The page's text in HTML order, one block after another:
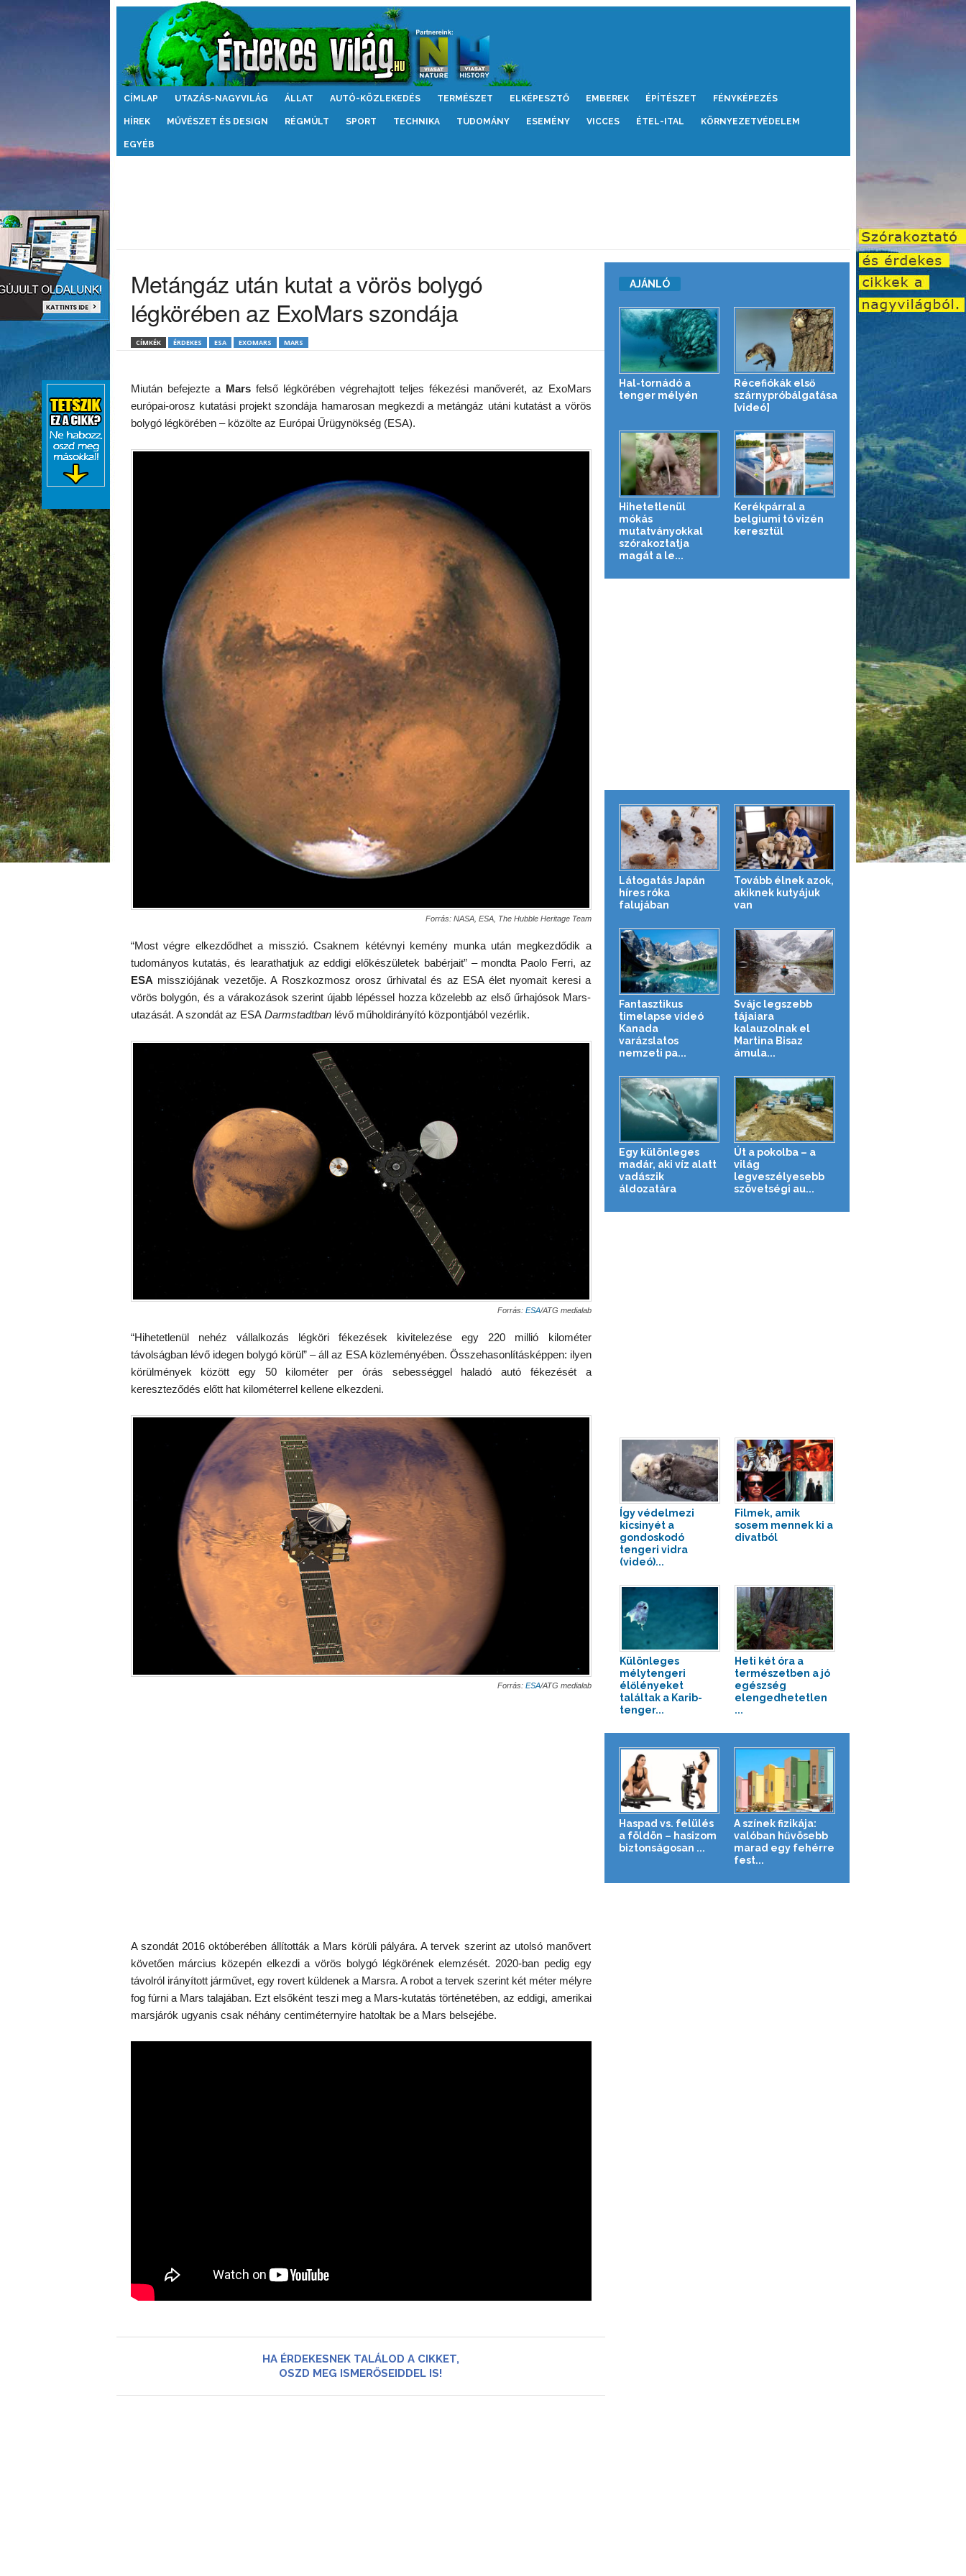
Érdekes
CÍMLAP UTAZÁS-NAGYVILÁG ÁLLAT AUTÓ-KÖZLEKEDÉS TERMÉSZET ELKÉPESZTŐ EMBEREK ÉPÍTÉSZET FÉNYKÉPEZÉS
HÍREK MŰVÉSZET ÉS DESIGN RÉGMÚLT SPORT TECHNIKA TUDOMÁNY ESEMÉNY VICCES ÉTEL-ITAL KÖRNYEZETVÉDELEM
EGYÉB
Metángáz után kutat a vörös bolygó
légkörében az ExoMars szondája
CÍMKÉK ÉRDEKES ESA EXOMARS MARS
Miután befejezte a Marsfelső légkörében végrehajtott teljes fékezési manőverét, az ExoMars
európai-orosz kutatási projekt szondája hamarosan megkezdi a metángáz utáni kutatást a vörös
bolygó légkörében – közölte az Európai Űrügynökség (ESA).
Forrás: NASA, ESA, The Hubble Heritage Team
“Most végre elkezdődhet a misszió. Csaknem kétévnyi kemény munka után megkezdődik a
tudományos kutatás, és learathatjuk az eddigi előkészületek babérjait” – mondta Paolo Ferri, az
ESA missziójának vezetője. A Roszkozmosz orosz űrhivatal és az ESA élet nyomait keresi a
vörös bolygón, és a várakozások szerint újabb lépéssel hozza közelebb az első űrhajósok Mars-
utazását. A szondát az ESADarmstadtbanlévő műholdirányító központjából vezérlik.
Forrás: ESA/ATG medialab
“Hihetetlenül nehéz vállalkozás légköri fékezések kivitelezése egy 220 millió kilométer
távolságban lévő idegen bolygó körül” – áll az ESA közleményében. Összehasonlításképpen: ilyen
körülmények között egy 50 kilométer per órás sebességgel haladó autó fékezését a
kereszteződés előtt hat kilométerrel kellene elkezdeni.
Forrás: ESA/ATG medialab
A szondát 2016 októberében állították a Mars körüli pályára. A tervek szerint az utolsó manővert
követően március közepén elkezdi a vörös bolygó légkörének elemzését. 2020-ban pedig egy
távolról irányított járművet, egy rovert küldenek a Marsra. A robot a tervek szerint két méter mélyre
fog fúrni a Mars talajában. Ezt elsőként teszi meg a Mars-kutatás történetében, az eddigi, amerikai
marsjárók ugyanis csak néhány centiméternyire hatoltak be a Mars belsejébe.
HA ÉRDEKESNEK TALÁLOD A CIKKET,
OSZD MEG ISMERŐSEIDDEL IS!
AJÁNLÓ
Hal-tornádó a
tenger mélyén
Récefiókák első
szárnypróbálgatása
[videó]
Hihetetlenül
mókás
mutatványokkal
szórakoztatja
magát a le...
Kerékpárral a
belgiumi tó vizén
keresztül
Látogatás Japán
híres róka
falujában
Tovább élnek azok,
akiknek kutyájuk
van
Fantasztikus
timelapse videó
Kanada
varázslatos
nemzeti pa...
Svájc legszebb
tájaiara
kalauzolnak el
Martina Bisaz
ámula...
Egy különleges
madár, aki víz alatt
vadászik
áldozatára
Út a pokolba – a
világ
legveszélyesebb
szövetségi au...
Így védelmezi
kicsinyét a
gondoskodó
tengeri vidra
(videó)...
Filmek, amik
sosem mennek ki a
divatból
Különleges
mélytengeri
élőlényeket
találtak a Karib-
tenger...
Heti két óra a
természetben a jó
egészség
elengedhetetlen
...
Haspad vs. felülés
a földön – hasizom
biztonságosan ...
A színek fizikája:
valóban hűvösebb
marad egy fehérre
fest...